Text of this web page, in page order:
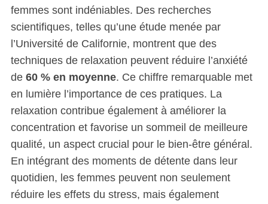
femmes sont indéniables. Des recherches
scientifiques, telles qu’une étude menée par
l’Université de Californie, montrent que des
techniques de relaxation peuvent réduire l’anxiété
de 60 % en moyenne. Ce chiffre remarquable met
en lumière l’importance de ces pratiques. La
relaxation contribue également à améliorer la
concentration et favorise un sommeil de meilleure
qualité, un aspect crucial pour le bien-être général.
En intégrant des moments de détente dans leur
quotidien, les femmes peuvent non seulement
réduire les effets du stress, mais également